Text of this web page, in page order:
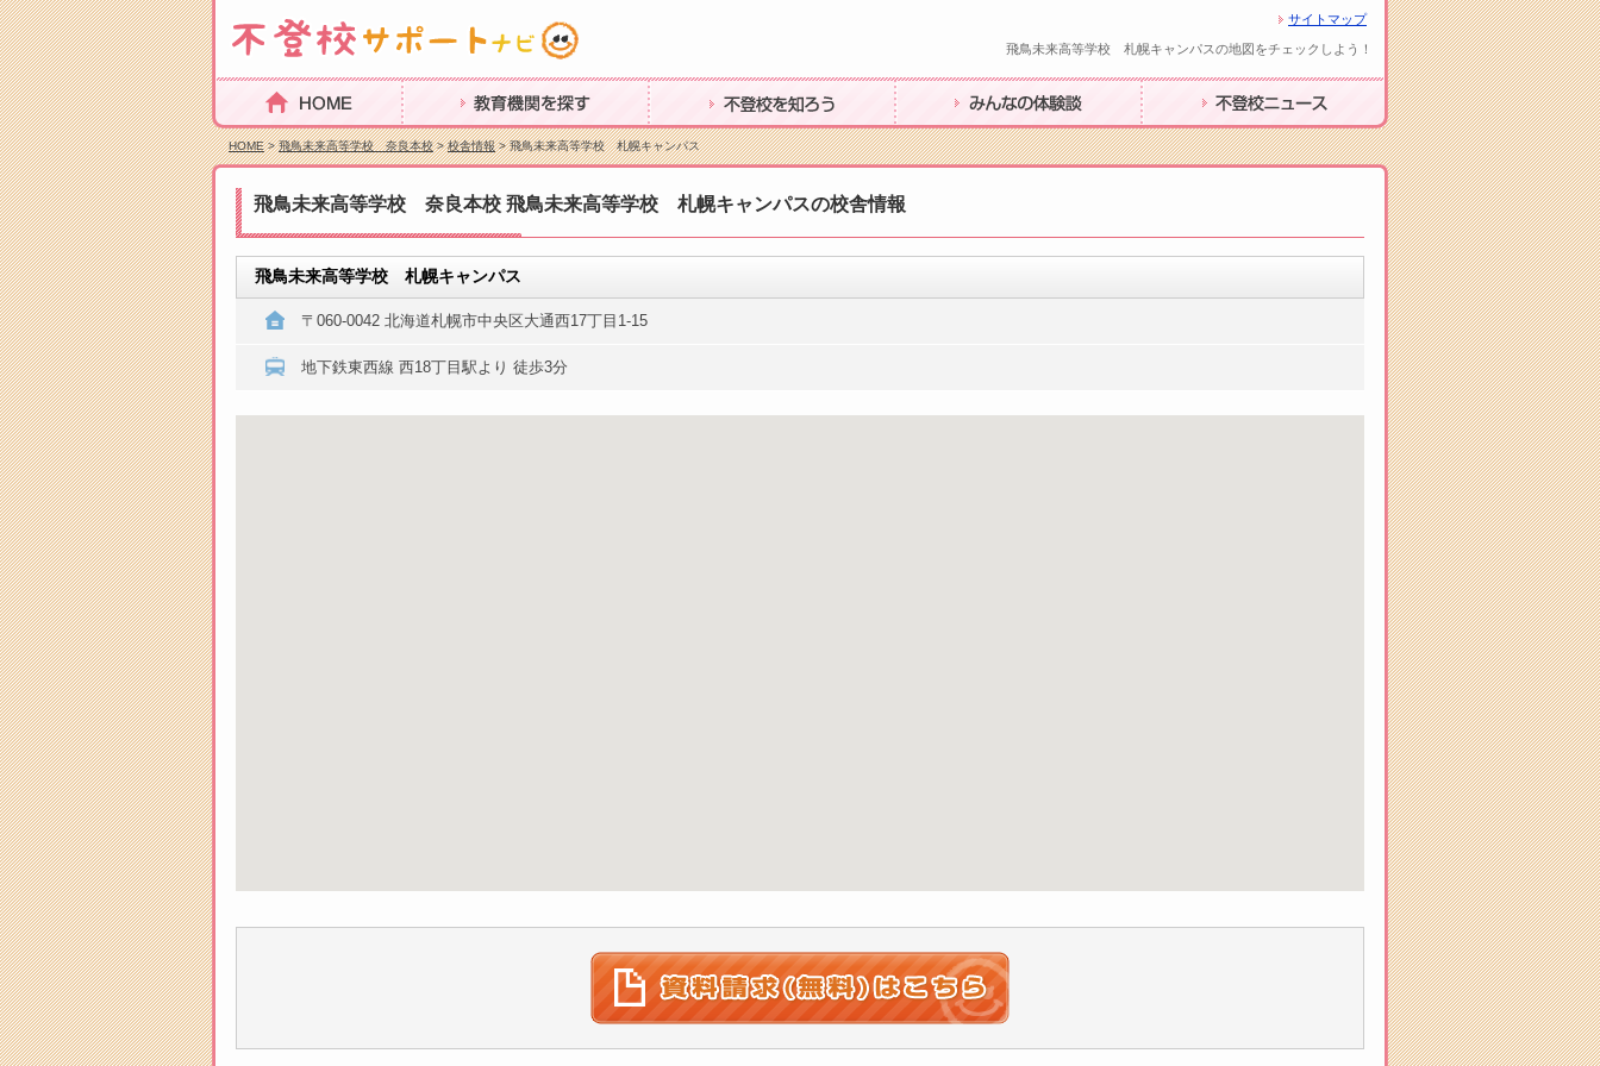
サイトマップ
飛鳥未来高等学校 札幌キャンパスの地図をチェックしよう！
HOME 教育機関を探す 不登校を知ろう みんなの体験談 不登校ニュース
HOME>飛鳥未来高等学校 奈良本校>校舎情報> 飛鳥未来高等学校 札幌キャンパス
飛鳥未来高等学校 奈良本校 飛鳥未来高等学校 札幌キャンパスの校舎情報
飛鳥未来高等学校 札幌キャンパス
〒060-0042 北海道札幌市中央区大通西17丁目1-15
地下鉄東西線 西18丁目駅より 徒歩3分